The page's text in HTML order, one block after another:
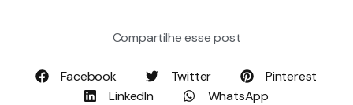
Compartilhe esse post
Facebook Twitter
Pinterest
LinkedIn
WhatsApp